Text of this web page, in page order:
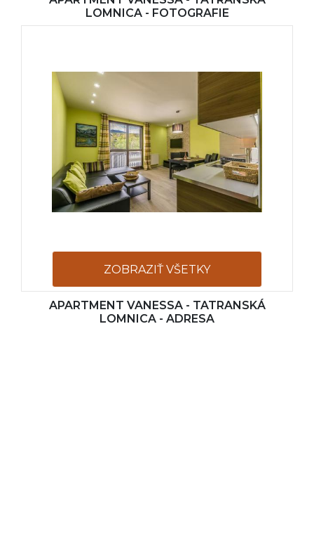
LOMNICA - FOTOGRAFIE
ZOBRAZIŤ VŠETKY
FOTOGRAFIE
APARTMENT VANESSA - TATRANSKÁ
LOMNICA - ADRESA